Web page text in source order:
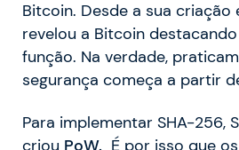
Bitcoin. Desde a sua criação
revelou a Bitcoin
função. Na verdade,
segurança começa a partir
Para implementar SHA-256,
criou PoW. É por isso que